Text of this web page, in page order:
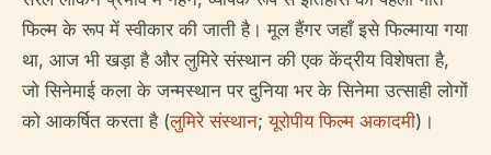
फिल्म के रूप में स्वीकार की जाती है। मूल हैंगर जहाँ इसे फिल्माया गया
था, आज भी खड़ा है और लुमिरे संस्थान की एक केंद्रीय विशेषता है,
जो सिनेमाई कला के जन्मस्थान पर दुनिया भर के सिनेमा उत्साही लोगों
को आकर्षित करता है (लुमिरे संस्थान;यूरोपीय फिल्म अकादमी)।